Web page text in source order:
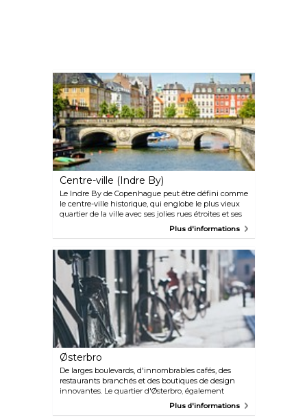
Centre-ville (Indre By)
Le Indre By de Copenhague peut être défini comme
le centre-ville historique, qui englobe le plus vieux
quartier de la ville avec ses jolies rues étroites et ses
maisons originales. Le centre-ville regorge de
coloré de Copenhague. La rue principale du centre-
ville est Strøget, qui va de la place de la mairie à
Kongens Nytorv. Strøget est toujours fréquenté par
une myriade d'artistes de rue, mais n'oubliez pas de
faire un tour dans les jolies rues secondaires comme
Frederiksberggade, Nygade et Vimmelskaftet.
Plus d'informations
Østerbro
De larges boulevards, d'innombrables cafés, des
restaurants branchés et des boutiques de design
innovantes. Le quartier d'Østerbro, également
appelé Copenhagen Ø, quoique un peu chic et
extravagant, reste en même temps sans prétention.
Plus d'informations